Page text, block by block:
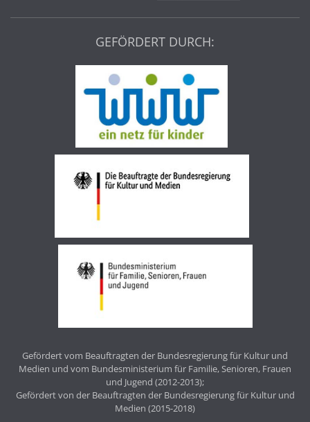
GEFÖRDERT DURCH:
Gefördert vom Beauftragten der Bundesregierung für Kultur und
Medien und vom Bundesministerium für Familie, Senioren, Frauen
und Jugend (2012-2013);
Gefördert von der Beauftragten der Bundesregierung für Kultur und
Medien (2015-2018)